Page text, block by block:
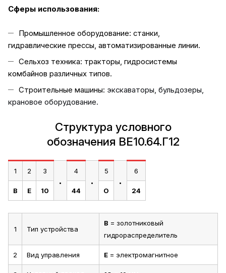
Сферы использования:
Промышленное оборудование: станки,
гидравлические прессы, автоматизированные линии.
Сельхоз техника: тракторы, гидросистемы
комбайнов различных типов.
Строительные машины: экскаваторы, бульдозеры,
крановое оборудование.
Структура условного
обозначения ВЕ10.64.Г12
1 2 3 . 4 . 5 . 6
В Е 10 44 О 24
1 Тип устройства
В = золотниковый
гидрораспределитель
2 Вид управления Е = электромагнитное